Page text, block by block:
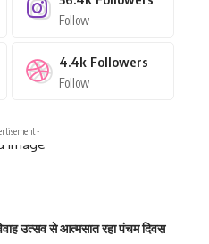
Follow
4.4k Followers
Follow
-
उत्सव से आत्मसात रहा पंचम दिवस